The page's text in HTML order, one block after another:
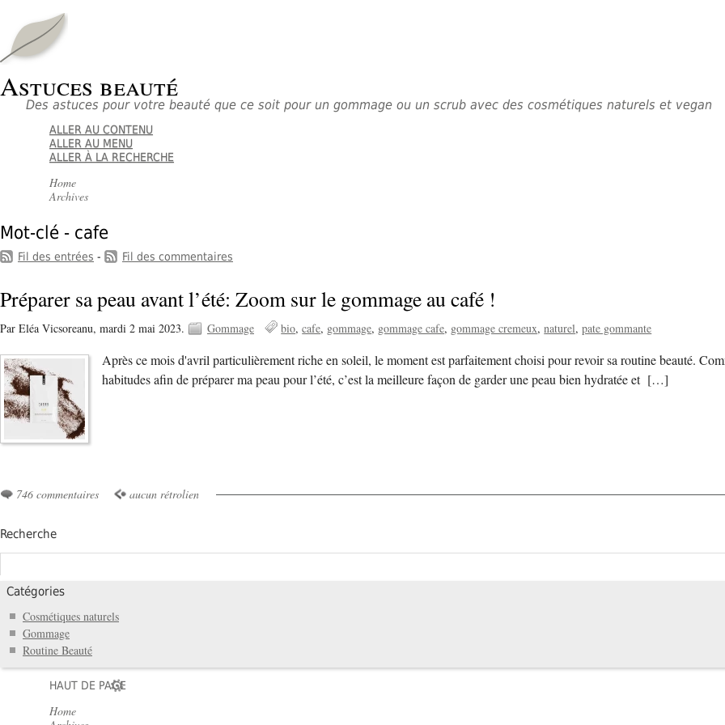
Astuces beauté
Des astuces pour votre beauté que ce soit pour un gommage ou un scrub avec des cosmétiques naturels et vegan
ALLER AU CONTENU
ALLER AU MENU
ALLER À LA RECHERCHE
Home
Archives
Mot-clé - cafe
Fil des entrées - Fil des commentaires
Préparer sa peau avant l’été: Zoom sur le gommage au café !
Par Eléa Vicsoreanu, mardi 2 mai 2023. Gommage bio cafe gommage gommage cafe gommage cremeux naturel pate gommante
Après ce mois d'avril particulièrement riche en soleil, le moment est parfaitement choisi pour revoir sa routine beauté.
habitudes afin de préparer ma peau pour l’été, c’est la meilleure façon de garder une peau bien hydratée et […]
746 commentaires aucun rétrolien
Recherche
Catégories
Cosmétiques naturels
Gommage
Routine Beauté
HAUT DE PAGE
Home